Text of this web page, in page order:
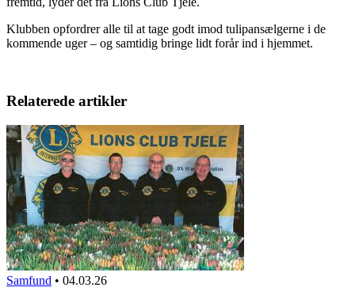
Klubben opfordrer alle til at tage godt imod tulipansælgerne i de
kommende uger – og samtidig bringe lidt forårind i hjemmet.
Relaterede artikler
Samfund • 04.03.26